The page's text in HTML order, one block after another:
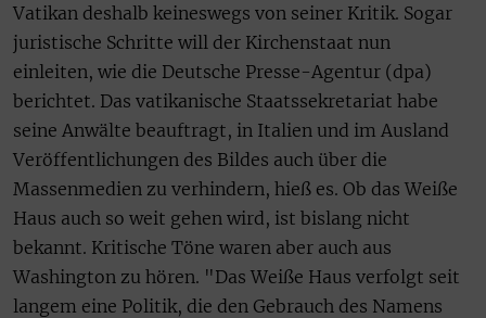
Vatikan deshalb keineswegs von seiner Kritik. Sogar
juristische Schritte will der Kirchenstaat nun
einleiten, wie die Deutsche Presse-Agentur (dpa)
berichtet. Das vatikanische Staatssekretariat habe
seine Anwälte beauftragt, in Italien und im Ausland
Veröffentlichungen des Bildes auch über die
Massenmedien zu verhindern, hieß es. Ob das Weiße
Haus auch so weit gehen wird, ist bislang nicht
bekannt. Kritische Töne waren aber auch aus
Washington zu hören. "Das Weiße Haus verfolgt seit
langem eine Politik, die den Gebrauch des Namens